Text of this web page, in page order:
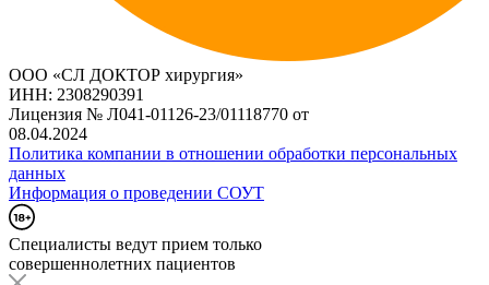
ООО «СЛ ДОКТОР хирургия»
ИНН: 2308290391
Лицензия № Л041-01126-23/01118770 от
08.04.2024
Политика компании в отношении обработки персональных
данных
Информация о проведении СОУТ
Специалисты ведут прием только
совершеннолетних пациентов